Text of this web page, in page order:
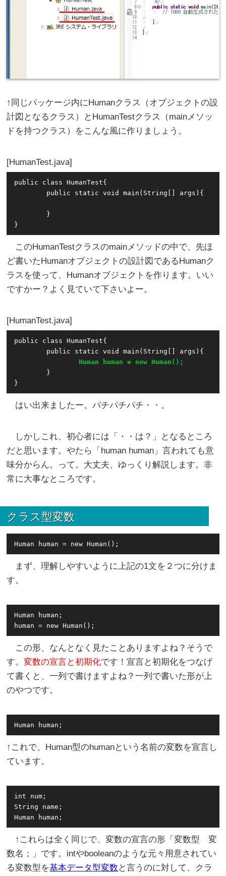
↑同じパッケージ内にHumanクラス（オブジェクトの設
計図となるクラス）とHumanTestクラス（mainメソッ
ドを持つクラス）をこんな風に作りましょう。
HumanTest.java
public class HumanTest{
このHumanTestクラスのmainメソッドの中で、先ほ
ど書いたHumanオブジェクトの設計図であるHumanク
ラスを使って、Humanオブジェクトを作ります。いい
ですかー？よく見ていて下さいよー。
HumanTest.java
public class HumanTest{
Human human = new Human();
はい出来ましたー。パチパチパチ・・。
しかしこれ、初心者には「・・は？」となるところ
だと思います。やたら「human human」言われても意
味分からん。って。大丈夫、ゆっくり解説します。非
常に大事なところです。
クラス型変数
まず、理解しやすいように上記の1文を２つに分けま
す。
Human human;
この形、なんとなく見たことありますよね？そうで
す。変数の宣言と初期化です！宣言と初期化をつなげ
て書くと、一列で書けますよね？一列で書いた形が上
のやつです。
↑これで、Human型のhumanという名前の変数を宣言し
ています。
int num;
String name;
↑これらは全く同じで、変数の宣言の形「変数型 変
数名；」です。intやbooleanのような元々用意されてい
る変数型を基本データ型変数 と言うのに対して、クラ